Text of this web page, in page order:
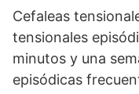
Cefaleas
tensionales
minutos y una
episódicas